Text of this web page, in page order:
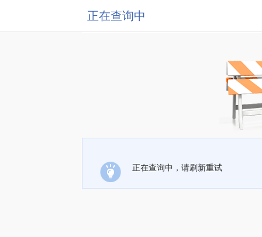
正在查询中
正在查询中，请刷新重试